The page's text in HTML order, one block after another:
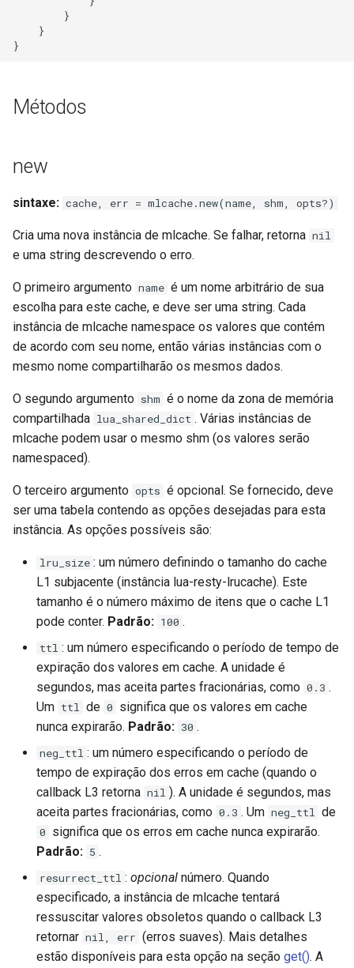
log-zmq
lua-upstream
naxsi
nchan
ndk
nftset-access
otel
passenger
perl
phantom-token
pipelog
postgres
proxy-connect
pta
push-stream
redis-rate-limit
redis2
request-cookies-filter
        }
    }
Métodos
new
sintaxe: cache, err = mlcache.new(name, shm, opts?)
Cria uma nova instância de mlcache. Se falhar, retorna nil
e uma string descrevendo o erro.
O primeiro argumento name é um nome arbitrário de sua
escolha para este cache, e deve ser uma string. Cada
instância de mlcache namespace os valores que contém
de acordo com seu nome, então várias instâncias com o
mesmo nome compartilharão os mesmos dados.
O segundo argumento shm é o nome da zona de memória
compartilhada lua_shared_dict . Várias instâncias de
mlcache podem usar o mesmo shm (os valores serão
namespaced).
O terceiro argumento opts é opcional. Se fornecido, deve
ser uma tabela contendo as opções desejadas para esta
instância. As opções possíveis são:
lru_size : um número definindo o tamanho do cache
L1 subjacente (instância lua-resty-lrucache). Este
tamanho é o número máximo de itens que o cache L1
pode conter. Padrão: 100 .
ttl : um número especificando o período de tempo de
expiração dos valores em cache. A unidade é
segundos, mas aceita partes fracionárias, como 0.3 .
Um ttl de 0 significa que os valores em cache
nunca expirarão. Padrão: 30 .
neg_ttl : um número especificando o período de
tempo de expiração dos erros em cache (quando o
callback L3 retorna nil ). A unidade é segundos, mas
aceita partes fracionárias, como 0.3 . Um neg_ttl de
0 significa que os erros em cache nunca expirarão.
Padrão: 5 .
resurrect_ttl : opcional número. Quando
especificado, a instância de mlcache tentará
ressuscitar valores obsoletos quando o callback L3
retornar nil, err (erros suaves). Mais detalhes
estão disponíveis para esta opção na seção get(). A